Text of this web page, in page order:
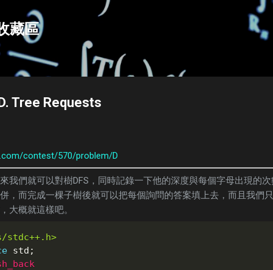
藏區
Tree Requests
contest/570/problem/D
我們就可以對樹DFS，同時記錄一下他的深度與每個字母出現的
，而完成一棵子樹後就可以把每個詢問的答案填上去，而且我們
大概就這樣吧。
stdc++.h>
std ;